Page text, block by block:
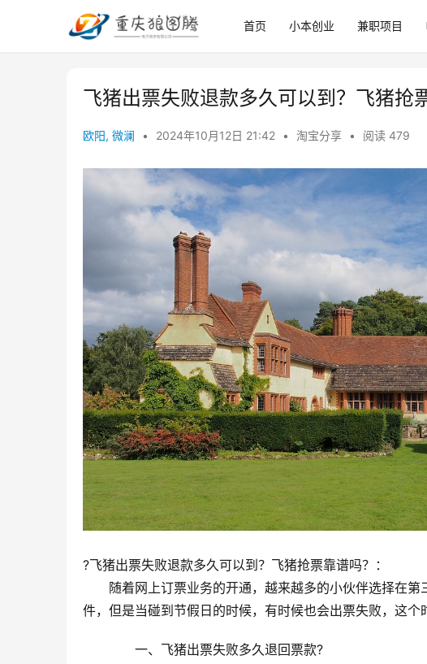
首页 小本创业 兼职项目
飞猪出票失败退款多久可以到？飞猪抢
欧阳, 微澜 • 2024年10月12日 21:42 • 淘宝分享 • 阅读 479
?飞猪出票失败退款多久可以到？飞猪抢票靠谱吗？：
随着网上订票业务的开通，越来越多的小伙伴选择在第
件，但是当碰到节假日的时候，有时候也会出票失败，这
一、飞猪出票失败多久退回票款?